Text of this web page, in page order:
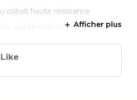
cobalt haute résistance
qui élimine les risques de
plus fluide et rapide
Afficher plus